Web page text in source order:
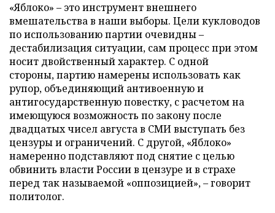
«Яблоко» – это инструмент внешнего
вмешательства в наши выборы. Цели кукловодов
по использованию партии очевидны –
дестабилизация ситуации, сам процесс при этом
носит двойственный характер. С одной
стороны, партию намерены использовать как
рупор, объединяющий антивоенную и
антигосударственную повестку, с расчетом на
имеющуюся возможность по закону после
двадцатых чисел августа в СМИ выступать без
цензуры и ограничений. С другой, «Яблоко»
намеренно подставляют под снятие с целью
обвинить власти России в цензуре и в страхе
перед так называемой «оппозицией», – говорит
политолог.